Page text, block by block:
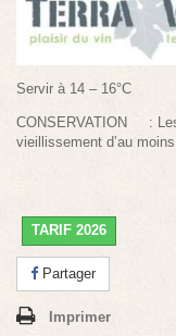
Servir à 14 – 16°C
CONSERVATION :
vieillissement d’au moins
TARIF 2026
Partager
Imprimer